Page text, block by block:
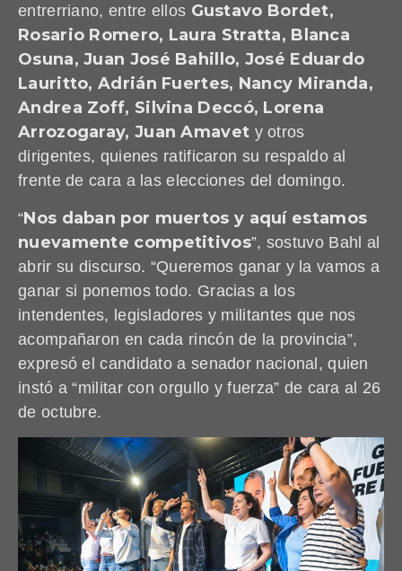
entrerriano, entre ellos Gustavo Bordet,
Rosario Romero, Laura Stratta, Blanca
Osuna, Juan José Bahillo, José Eduardo
Lauritto, Adrián Fuertes, Nancy Miranda,
Andrea Zoff, Silvina Deccó, Lorena
Arrozogaray, Juan Amavet y otros
dirigentes, quienes ratificaron su respaldo al
frente de cara a las elecciones del domingo.
“Nos daban por muertos y aquí estamos
nuevamente competitivos”, sostuvo Bahl al
abrir su discurso. “Queremos ganar y la vamos a
ganar si ponemos todo. Gracias a los
intendentes, legisladores y militantes que nos
acompañaron en cada rincón de la provincia”,
expresó el candidato a senador nacional, quien
instó a “militar con orgullo y fuerza” de cara al 26
de octubre.